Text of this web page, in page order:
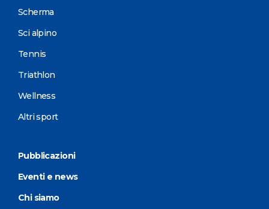
Scherma
Sci alpino
Tennis
Triathlon
Wellness
Altri sport
Pubblicazioni
Eventi e news
Chi siamo